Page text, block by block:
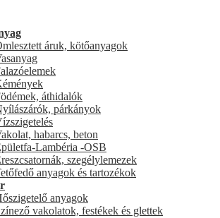
áruk, kötőanyagok
áthidalók
párkányok
habarcs, beton
Lambéria -OSB
szegélylemezek
anyagok és tartozékok
anyagok
vakolatok, festékek és glettek